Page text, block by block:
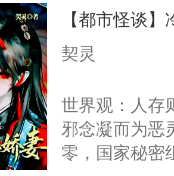
小白莲：“嘤
胡说，我没碰
不愧是大佬，
悉，嗷？这不
可以先看仙帝
人，最终坐上
病，一个个
上了还是无动
间变脸背叛他
的恶事他都对
一个权力滔天
右男主又报
【都市怪谈
契灵
世界观：人存
邪念凝而为恶
零，国家秘密